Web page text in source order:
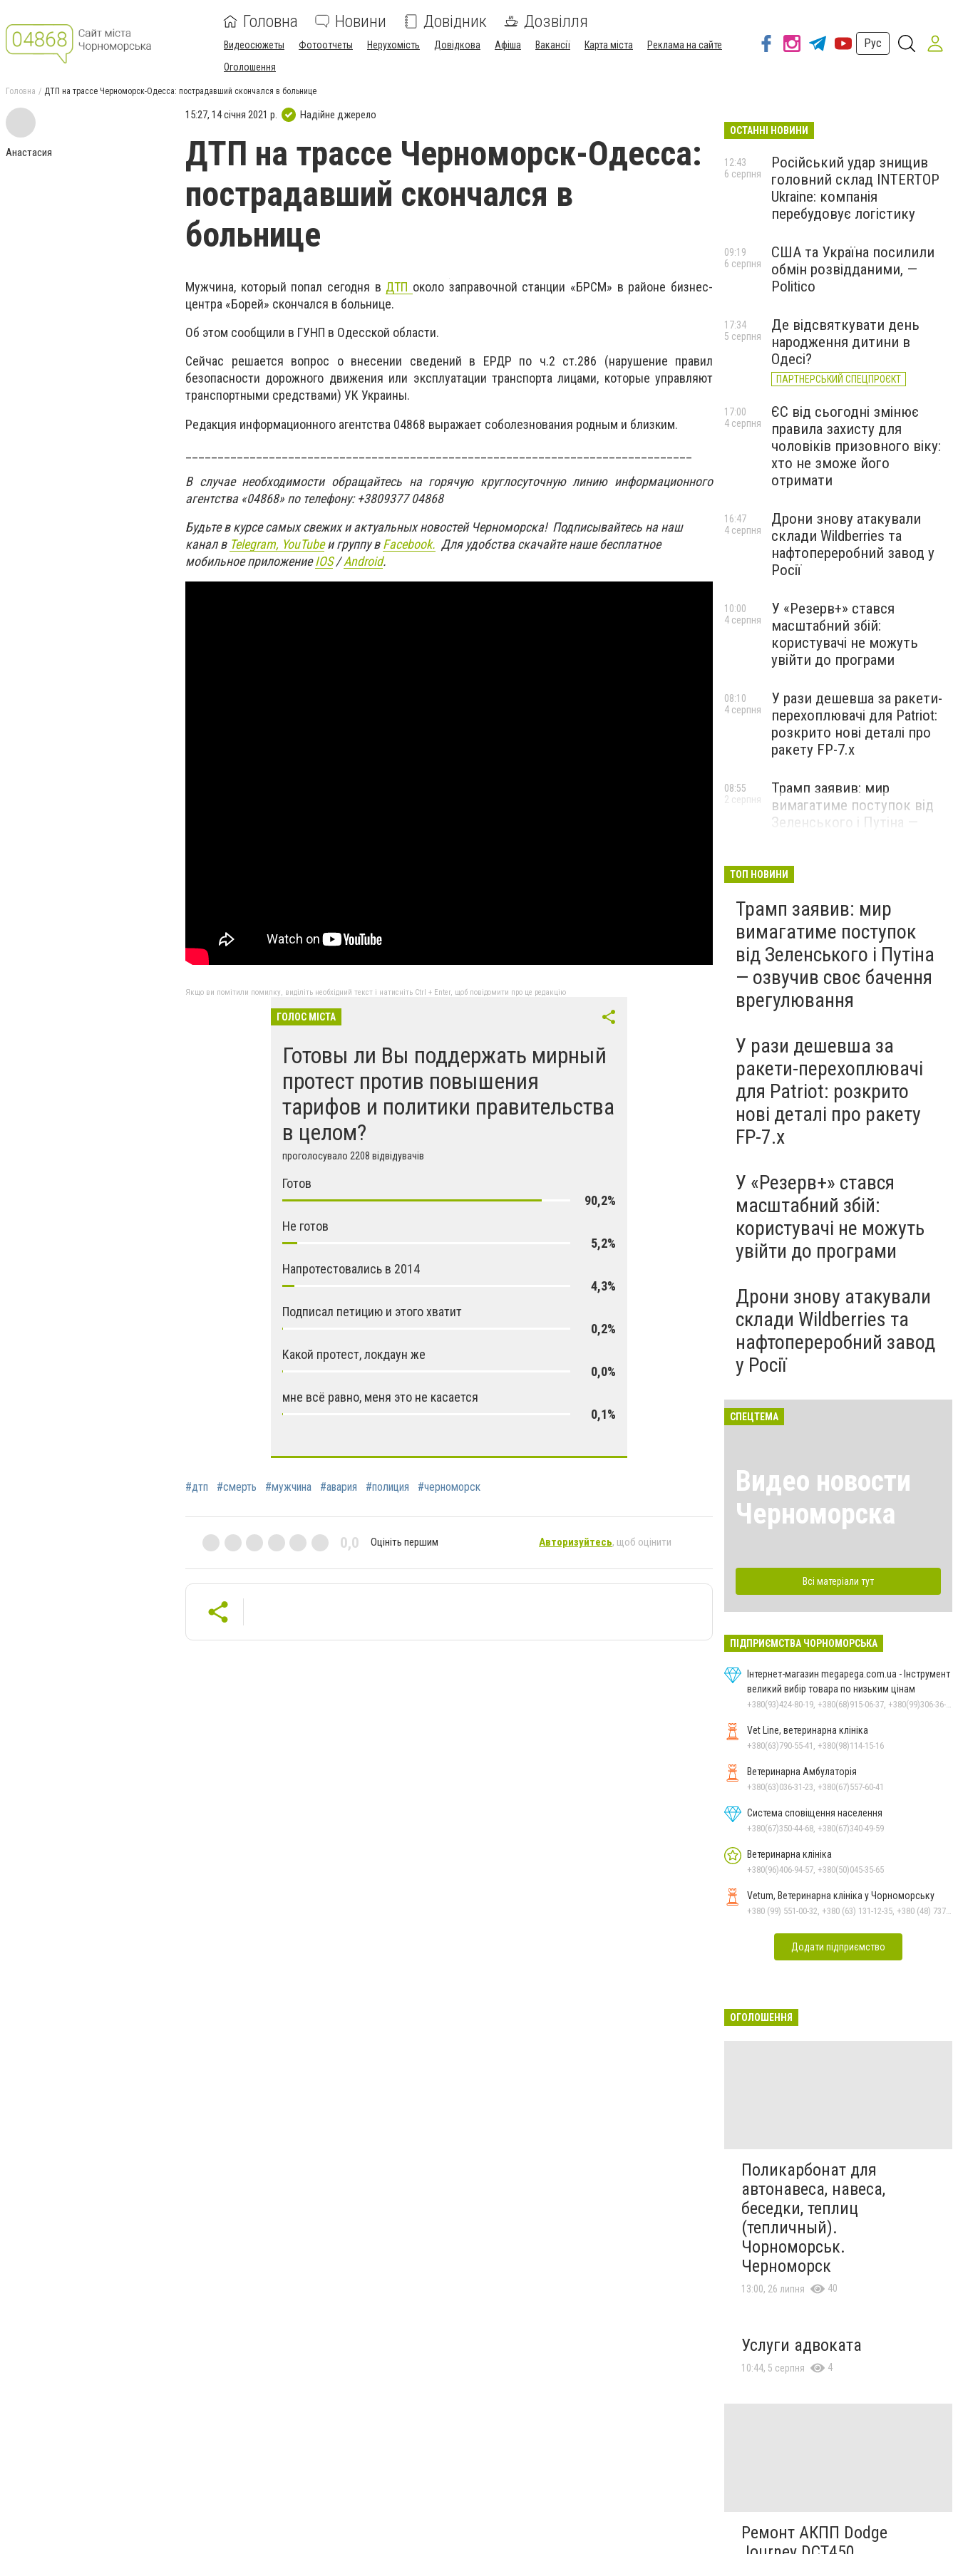
Головна Новини Довідник Дозвілля
Видеосюжеты Фотоотчеты Нерухомість Довідкова Афіша Вакансії Карта міста
Реклама на сайте
Оголошення
Рус
Головна ДТП на трассе Черноморск-Одесса: пострадавший скончался в больнице
Анастасия
15:27, 14 січня 2021 р. Надійне джерело
ДТП на трассе Черноморск-Одесса:
пострадавший скончался в
больнице
Мужчина, который попал сегодня в ДТП около заправочной станции «БРСМ» в районе бизнес-
центра «Борей» скончался в больнице.
Об этом сообщили в ГУНП в Одесской области.
Сейчас решается вопрос о внесении сведений в ЕРДР по ч.2 ст.286 (нарушение правил
безопасности дорожного движения или эксплуатации транспорта лицами, которые управляют
транспортными средствами) УК Украины.
Редакция информационного агентства 04868 выражает соболезнования родным и близким.
В случае необходимости обращайтесь на горячую круглосуточную линию информационного
агентства «04868» по телефону: +3809377 04868
Будьте в курсе самых свежих и актуальных новостей Черноморска! Подписывайтесь на наш
канал в Telegram, YouTubeи группу вFacebook. Для удобства скачайте наше бесплатное
мобильное приложениеIOS/Android.
Якщо ви помітили помилку, виділіть необхідний текст і натисніть Ctrl + Enter, щоб повідомити про це редакцію
ГОЛОС МІСТА
Готовы ли Вы поддержать мирный
протест против повышения
тарифов и политики правительства
в целом?
проголосувало 2208 відвідувачів
Готов
90,2%
Не готов
5,2%
Напротестовались в 2014
4,3%
Подписал петицию и этого хватит
0,2%
Какой протест, локдаун же
0,0%
мне всё равно, меня это не касается
0,1%
#дтп #смерть #мужчина #авария #полиция #черноморск
0,0 Оцініть першим Авторизуйтесь, щоб оцінити
ОСТАННІ НОВИНИ
Російський удар знищив
головний склад INTERTOP
Ukraine: компанія
перебудовує логістику
12:43
6 серпня
США та Україна посилили
обмін розвідданими, —
Politico
09:19
6 серпня
Де відсвяткувати день
народження дитини в
Одесі?
ПАРТНЕРСЬКИЙ СПЕЦПРОЄКТ
17:34
5 серпня
ЄС від сьогодні змінює
правила захисту для
чоловіків призовного віку:
хто не зможе його
отримати
17:00
4 серпня
Дрони знову атакували
склади Wildberries та
нафтопереробний завод у
Росії
16:47
4 серпня
У «Резерв+» стався
масштабний збій:
користувачі не можуть
увійти до програми
10:00
4 серпня
У рази дешевша за ракети-
перехоплювачі для Patriot:
розкрито нові деталі про
ракету FP-7.x
08:10
4 серпня
Трамп заявив: мир
вимагатиме поступок від
Зеленського і Путіна —
08:55
2 серпня
ТОП НОВИНИ
Трамп заявив: мир
вимагатиме поступок
від Зеленського і Путіна
— озвучив своє бачення
врегулювання
У рази дешевша за
ракети-перехоплювачі
для Patriot: розкрито
нові деталі про ракету
FP-7.x
У «Резерв+» стався
масштабний збій:
користувачі не можуть
увійти до програми
Дрони знову атакували
склади Wildberries та
нафтопереробний завод
у Росії
СПЕЦТЕМА
Видео новости
Черноморска
Всі матеріали тут
ПІДПРИЄМСТВА ЧОРНОМОРСЬКА
Інтернет-магазин megapega.com.ua - Інструмент
великий вибір товара по низьким цінам
Vet Line, ветеринарна клініка
+380(63)790-55-41, +380(98)114-15-16
Ветеринарна Амбулаторія
+380(63)036-31-23, +380(67)557-60-41
Система сповіщення населення
+380(67)350-44-68, +380(67)340-49-59
Ветеринарна клініка
+380(96)406-94-57, +380(50)045-35-65
Vetum, Ветеринарна клініка у Чорноморську
Додати підприємство
ОГОЛОШЕННЯ
Поликарбонат для
автонавеса, навеса,
беседки, теплиц
(тепличный).
Чорноморськ.
Черноморск
13:00, 26 липня 40
Услуги адвоката
10:44, 5 серпня 4
Ремонт АКПП Dodge